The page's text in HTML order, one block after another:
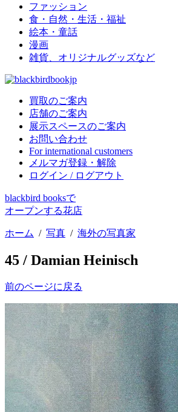
ファッション
食・自然・生活・福祉
絵本・童話
漫画
雑貨、オリジナルグッズなど
買取のご案内
店舗のご案内
展示スペースのご案内
お問い合わせ
For international customers
メルマガ登録・解除
ログイン / ログアウト
blackbird booksで
オープンする花店
ホーム / 写真 / 海外の写真家
45 / Damian Heinisch
前のページに戻る